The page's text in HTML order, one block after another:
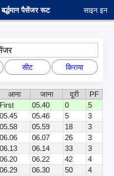
पैसेंजर रूट साइन इन
सीट किराया
आना जाना दूरी
PF
First 05.40 0
5
05.45 05.46 5
3
05.58 05.59 18
3
06.06 06.07 26
3
06.13 06.14 33
3
06.20 06.22 42
4
06.29 06.30 50
4